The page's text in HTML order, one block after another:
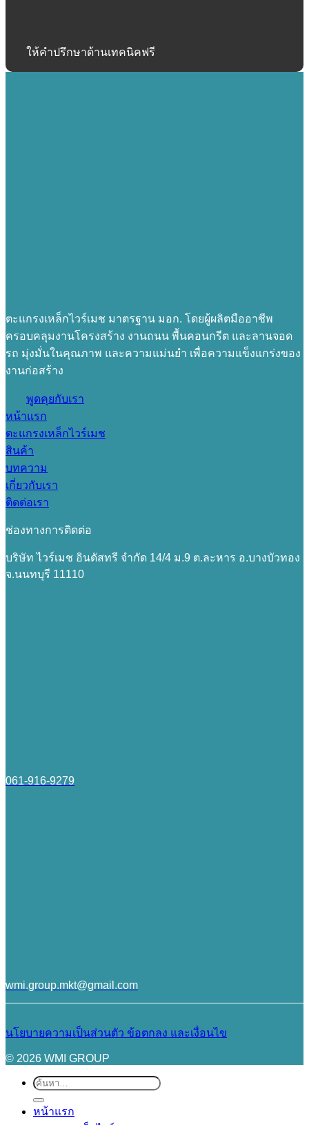
ให้คำปรึกษาด้านเทคนิคฟรี
ตะแกรงเหล็กไวร์เมช มาตรฐาน มอก. โดยผู้ผลิตมืออาชีพ
ครอบคลุมงานโครงสร้าง งานถนน พื้นคอนกรีต และลานจอด
รถ มุ่งมั่นในคุณภาพ และความแม่นยำ เพื่อความแข็งแกร่งของ
งานก่อสร้าง
พูดคุยกับเรา
หน้าแรก
ตะแกรงเหล็กไวร์เมช
สินค้า
บทความ
เกี่ยวกับเรา
ติดต่อเรา
ช่องทางการติดต่อ
บริษัท ไวร์เมช อินดัสทรี จำกัด 14/4 ม.9 ต.ละหาร อ.บางบัวทอง
จ.นนทบุรี 11110
061-916-9279
wmi.group.mkt@gmail.com
นโยบายความเป็นส่วนตัว ข้อตกลง และเงื่อนไข
© 2026 WMI GROUP
ค้นหา:
หน้าแรก